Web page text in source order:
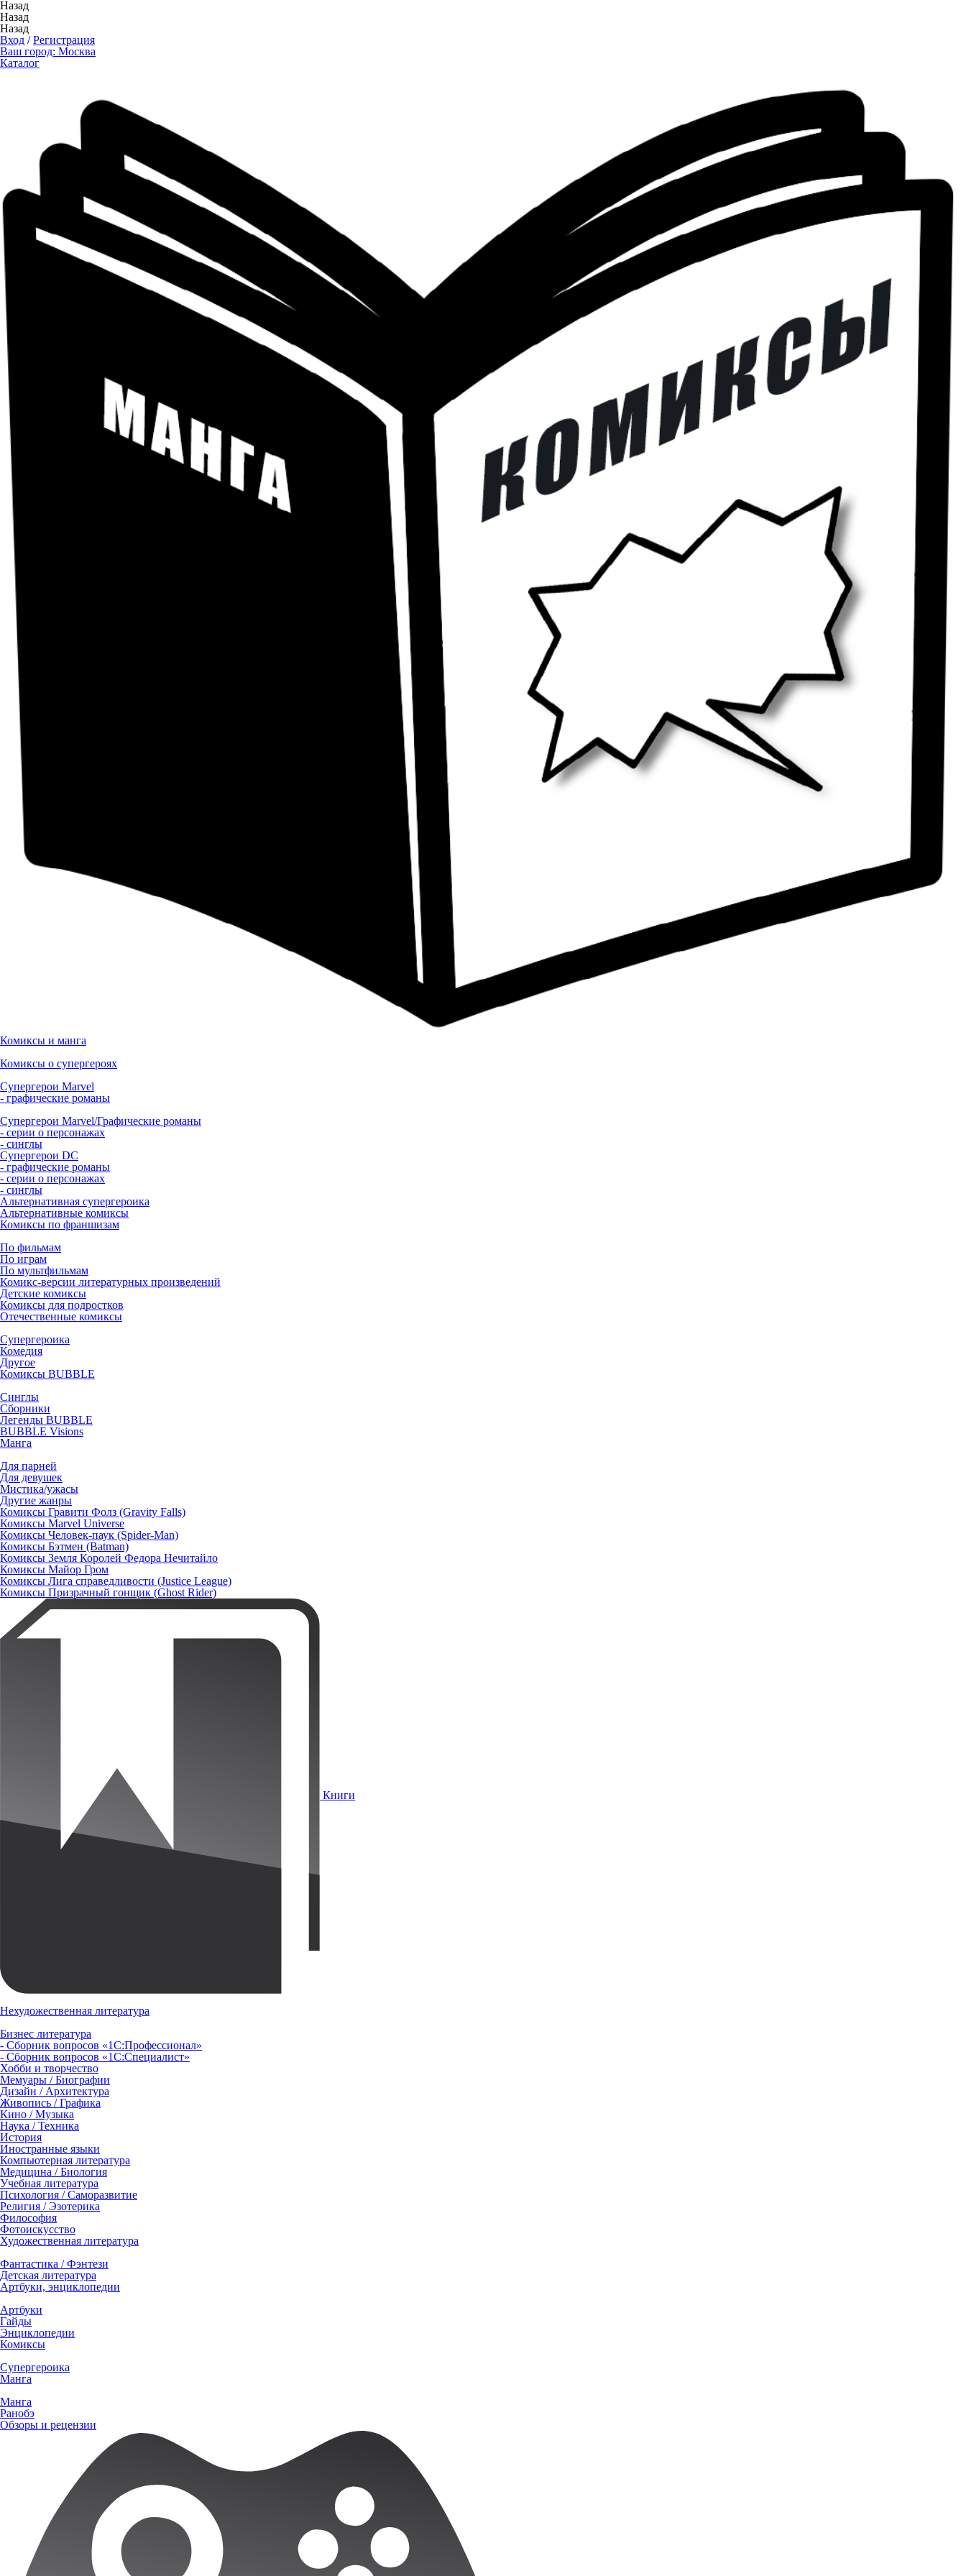
Назад
Назад
Назад
Вход /Регистрация
Ваш город: Москва
Каталог
Комиксы и манга
Комиксы о супергероях
Супергерои Marvel
- графические романы
Супергерои Marvel/Графические романы
- серии о персонажах
- синглы
Супергерои DC
- графические романы
- серии о персонажах
- синглы
Альтернативная супергероика
Альтернативные комиксы
Комиксы по франшизам
По фильмам
По играм
По мультфильмам
Комикс-версии литературных произведений
Детские комиксы
Комиксы для подростков
Отечественные комиксы
Супергероика
Комедия
Другое
Комиксы BUBBLE
Синглы
Сборники
Легенды BUBBLE
BUBBLE Visions
Манга
Для парней
Для девушек
Мистика/ужасы
Другие жанры
Комиксы Гравити Фолз (Gravity Falls)
Комиксы Marvel Universe
Комиксы Человек-паук (Spider-Man)
Комиксы Бэтмен (Batman)
Комиксы Земля Королей Федора Нечитайло
Комиксы Майор Гром
Комиксы Лига справедливости (Justice League)
Комиксы Призрачный гонщик (Ghost Rider)
Книги
Нехудожественная литература
Бизнес литература
- Сборник вопросов «1С:Профессионал»
- Сборник вопросов «1С:Специалист»
Хобби и творчество
Мемуары / Биографии
Дизайн / Архитектура
Живопись / Графика
Кино / Музыка
Наука / Техника
История
Иностранные языки
Компьютерная литература
Медицина / Биология
Учебная литература
Психология / Саморазвитие
Религия / Эзотерика
Философия
Фотоискусство
Художественная литература
Фантастика / Фэнтези
Детская литература
Артбуки, энциклопедии
Артбуки
Гайды
Энциклопедии
Комиксы
Супергероика
Манга
Манга
Ранобэ
Обзоры и рецензии